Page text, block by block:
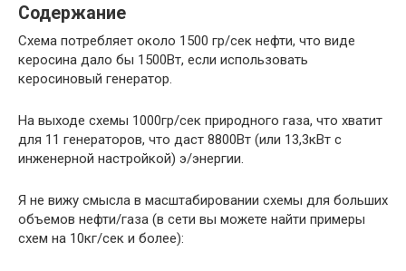
Содержание
Схема потребляет около 1500 гр/сек нефти, что виде
керосина дало бы 1500Вт, если использовать
керосиновый генератор.
На выходе схемы 1000гр/сек природного газа, что хватит
для 11 генераторов, что даст 8800Вт (или 13,3кВт с
инженерной настройкой) э/энергии.
Я не вижу смысла в масштабировании схемы для больших
объемов нефти/газа (в сети вы можете найти примеры
схем на 10кг/сек и более):